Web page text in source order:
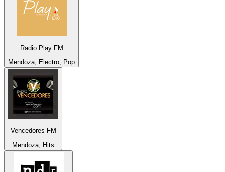
Radio Play FM
Mendoza, Electro, Pop
Vencedores FM
Mendoza, Hits